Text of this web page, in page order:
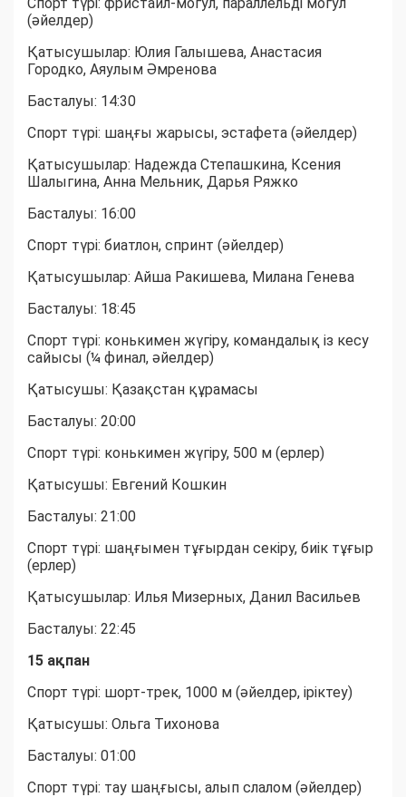
(әйелдер)
Қатысушылар: Юлия Галышева, Анастасия
Городко, Аяулым Әмренова
Басталуы: 14:30
Спорт түрі: шаңғы жарысы, эстафета (әйелдер)
Қатысушылар: Надежда Степашкина, Ксения
Шалыгина, Анна Мельник, Дарья Ряжко
Басталуы: 16:00
Спорт түрі: биатлон, спринт (әйелдер)
Қатысушылар: Айша Ракишева, Милана Генева
Басталуы: 18:45
Спорт түрі: конькимен жүгіру, командалық із кесу
сайысы (¼ финал, әйелдер)
Қатысушы: Қазақстан құрамасы
Басталуы: 20:00
Спорт түрі: конькимен жүгіру, 500 м (ерлер)
Қатысушы: Евгений Кошкин
Басталуы: 21:00
Спорт түрі: шаңғымен тұғырдан секіру, биік тұғыр
(ерлер)
Қатысушылар: Илья Мизерных, Данил Васильев
Басталуы: 22:45
15 ақпан
Спорт түрі: шорт-трек, 1000 м (әйелдер, іріктеу)
Қатысушы: Ольга Тихонова
Басталуы: 01:00
Спорт түрі: тау шаңғысы, алып слалом (әйелдер)